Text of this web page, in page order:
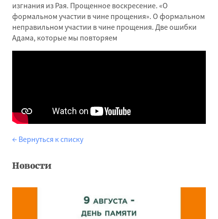
изгнания из Рая. Прощенное воскресение. «О
формальном участии в чине прощения». О формальном
неправильном участии в чине прощения. Две ошибки
Адама, которые мы повторяем
← Вернуться к списку
Новости